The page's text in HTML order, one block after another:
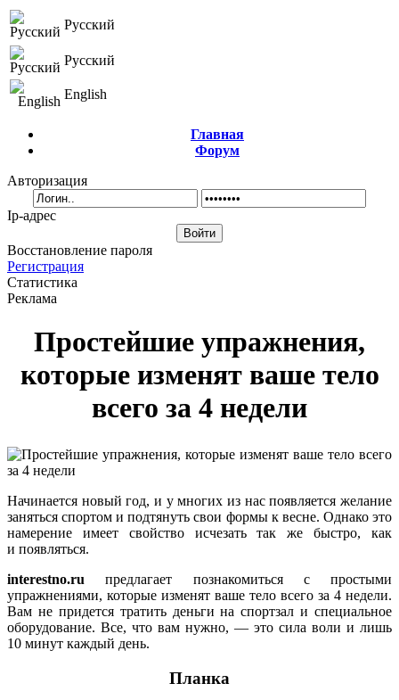
Русский
Русский
English
Главная
Форум
Авторизация
Ip-адрес
Восстановление пароля
Регистрация
Статистика
Реклама
Простейшие упражнения,
которые изменят ваше тело
всего за 4 недели
Начинается новый год, и у многих из нас появляется желание
заняться спортом и подтянуть свои формы к весне. Однако это
намерение имеет свойство исчезать так же быстро, как
и появляться.
interestno.ru предлагает познакомиться с простыми
упражнениями, которые изменят ваше тело всего за 4 недели.
Вам не придется тратить деньги на спортзал и специальное
оборудование. Все, что вам нужно, — это сила воли и лишь
10 минут каждый день.
Планка